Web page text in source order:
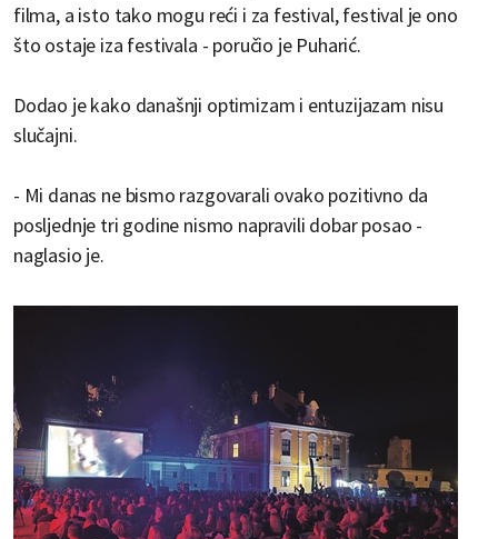
filma, a isto tako mogu reći i za festival, festival je ono
što ostaje iza festivala - poručio je Puharić.
Dodao je kako današnji optimizam i entuzijazam nisu
slučajni.
- Mi danas ne bismo razgovarali ovako pozitivno da
posljednje tri godine nismo napravili dobar posao -
naglasio je.